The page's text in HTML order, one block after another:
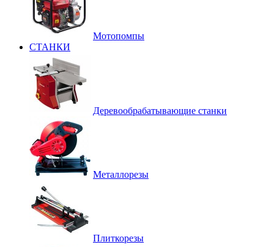
Мотопомпы
СТАНКИ
Деревообрабатывающие станки
Металлорезы
Плиткорезы